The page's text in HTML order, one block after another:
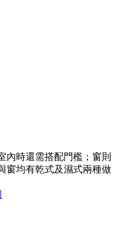
內時還需搭配門檻；窗則
窗均有乾式及濕式兩種做